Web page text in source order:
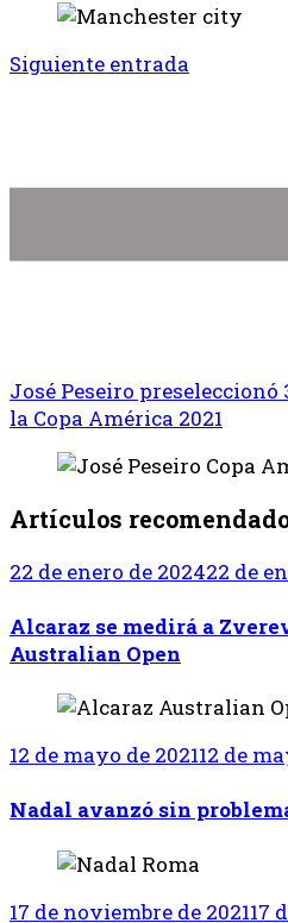
Siguiente entrada
José Peseiro
la Copa América 2021
Artículos
22 de enero de 202422 de
Alcaraz se medirá a
Australian Open
12 de mayo de 202112 de
Nadal avanzó sin
17 de noviembre de 202117